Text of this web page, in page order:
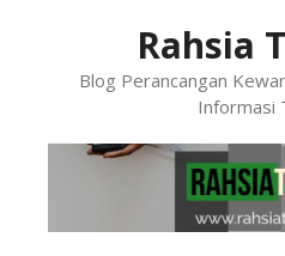
Rahsia
Blog Perancangan
Informasi